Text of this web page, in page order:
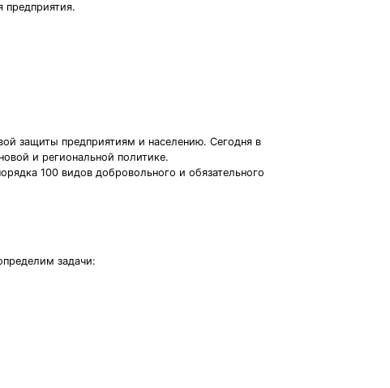
предприятия.
защиты предприятиям и населению. Сегодня в
и региональной политике.
100 видов добровольного и обязательного
задачи: